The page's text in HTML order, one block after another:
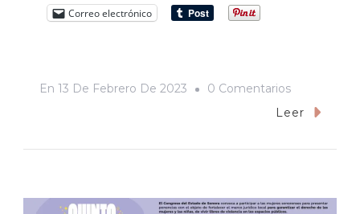
Correo electrónico
En 13 De Febrero De 2023 0 ComentariosEn
El
Arma
Leer